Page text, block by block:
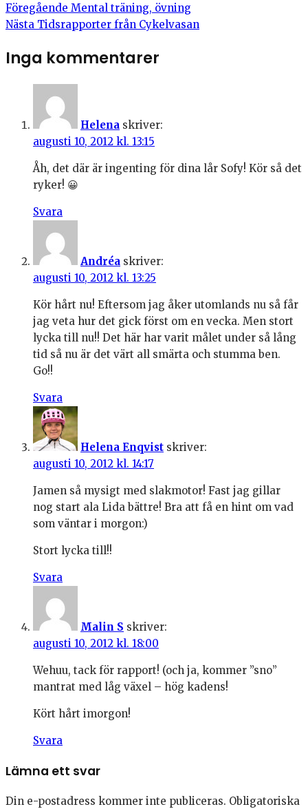
Föregående Mental träning, övning
Nästa Tidsrapporter från Cykelvasan
Inga kommentarer
Helena skriver:
augusti 10, 2012 kl. 13:15
Åh, det där är ingenting för dina lår Sofy! Kör så det
ryker! 😀
Svara
Andréa skriver:
augusti 10, 2012 kl. 13:25
Kör hårt nu! Eftersom jag åker utomlands nu så får
jag veta hur det gick först om en vecka. Men stort
lycka till nu!! Det här har varit målet under så lång
tid så nu är det värt all smärta och stumma ben.
Go!!
Svara
Helena Enqvist skriver:
augusti 10, 2012 kl. 14:17
Jamen så mysigt med slakmotor! Fast jag gillar
nog start ala Lida bättre! Bra att få en hint om vad
som väntar i morgon:)
Stort lycka till!!
Svara
Malin S skriver:
augusti 10, 2012 kl. 18:00
Wehuu, tack för rapport! (och ja, kommer ”sno”
mantrat med låg växel – hög kadens!
Kört hårt imorgon!
Svara
Lämna ett svar
Din e-postadress kommer inte publiceras. Obligatoriska